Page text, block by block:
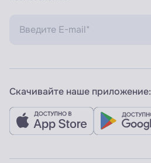
Скачивайте наше приложение: